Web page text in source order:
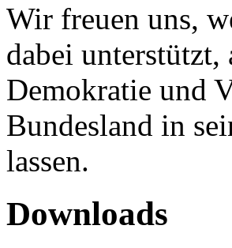
Wir freuen uns,
dabei unterstützt,
Demokratie und
Bundesland in
lassen.
Downloads